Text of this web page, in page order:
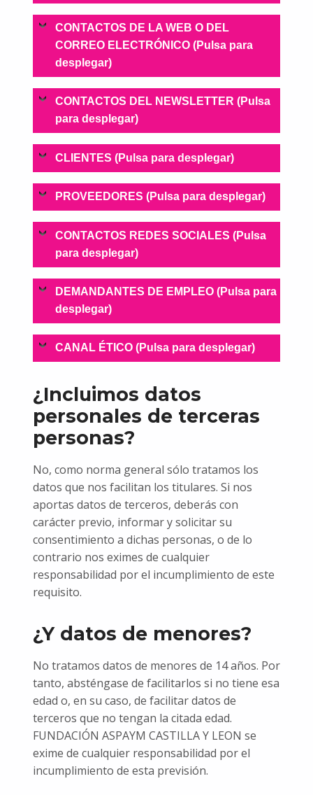
CONTACTOS DE LA WEB O DEL
CORREO ELECTRÓNICO (Pulsa para
desplegar)
CONTACTOS DEL NEWSLETTER (Pulsa
para desplegar)
CLIENTES (Pulsa para desplegar)
PROVEEDORES (Pulsa para desplegar)
CONTACTOS REDES SOCIALES (Pulsa
para desplegar)
DEMANDANTES DE EMPLEO (Pulsa para
desplegar)
CANAL ÉTICO (Pulsa para desplegar)
¿Incluimos datos
personales de terceras
personas?
No, como norma general sólo tratamos los
datos que nos facilitan los titulares. Si nos
aportas datos de terceros, deberás con
carácter previo, informar y solicitar su
consentimiento a dichas personas, o de lo
contrario nos eximes de cualquier
responsabilidad por el incumplimiento de este
requisito.
¿Y datos de menores?
No tratamos datos de menores de 14 años. Por
tanto, absténgase de facilitarlos si no tiene esa
edad o, en su caso, de facilitar datos de
terceros que no tengan la citada edad.
FUNDACIÓN ASPAYM CASTILLA Y LEON se
exime de cualquier responsabilidad por el
incumplimiento de esta previsión.